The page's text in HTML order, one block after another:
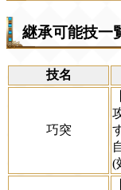
継承可能技一
技名
巧突
(